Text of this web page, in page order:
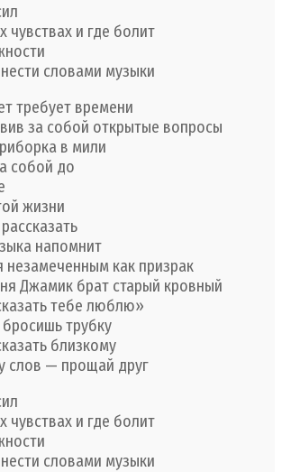
чувствах и где болит
словами музыки
требует времени
за собой открытые вопросы
в мили
собой до
жизни
напомнит
незамеченным как призрак
Джамик брат старый кровный
тебе люблю»
трубку
близкому
слов — прощай друг
чувствах и где болит
словами музыки